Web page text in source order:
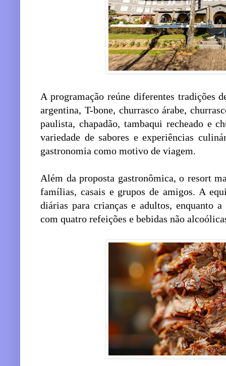
A programação reúne diferentes tradições
argentina, T-bone, churrasco árabe,
paulista, chapadão, tambaqui recheado e
variedade de sabores e experiências
gastronomia como motivo de viagem.
Além da proposta gastronômica, o resort
famílias, casais e grupos de amigos. A
diárias para crianças e adultos, enquanto
com quatro refeições e bebidas não